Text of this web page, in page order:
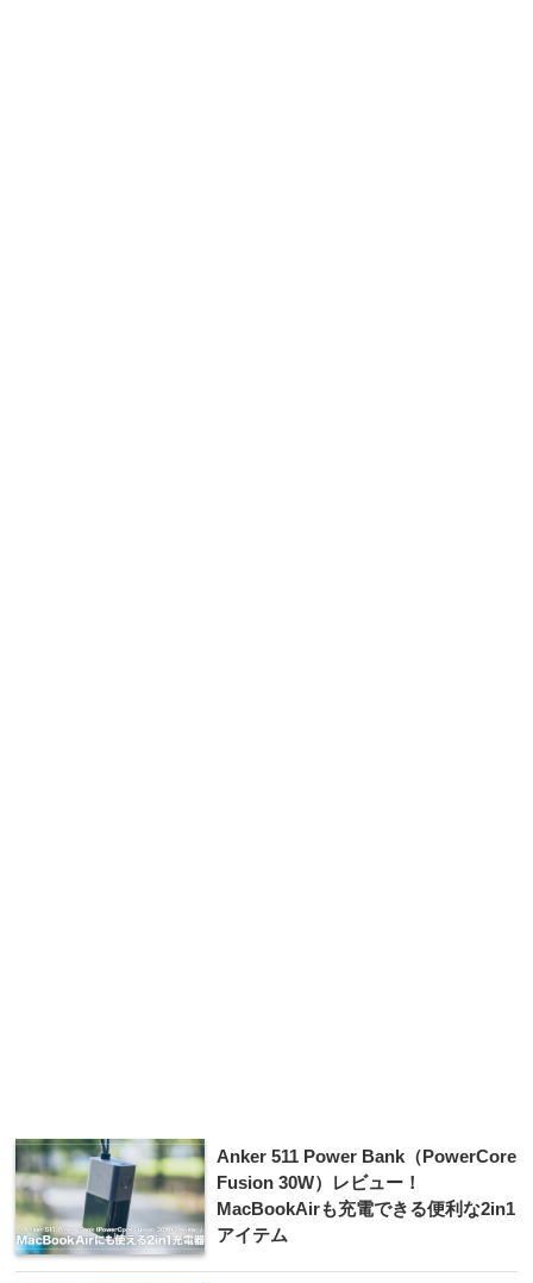
Anker 511 Power Bank（PowerCore
Fusion 30W）レビュー！
MacBookAirも充電できる便利な2in1
アイテム